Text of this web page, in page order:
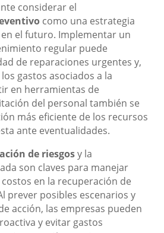
considerar el
como una estrategia
el futuro. Implementar un
regular puede
de reparaciones urgentes y,
gastos asociados a la
en herramientas de
del personal también se
más eficiente de los recursos
ante eventualidades.
de riesgosy la
son claves para manejar
en la recuperación de
prever posibles escenarios y
acción, las empresas pueden
y evitar gastos